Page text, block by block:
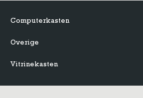
Computerkasten
Overige
Vitrinekasten